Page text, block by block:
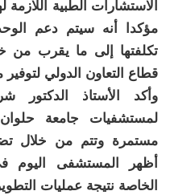
الاستشارات الطبية
مؤكدا أنه سيتم دعم
تكلفتها إلى ما يقرب من
قطاع التعاون الدولي لتوفير
وأكد الأستاذ الدكتور
لمستشفيات جامعة
مستمرة وتتم من خلال
أظهر المستشفى اليوم
الخاصة نتيجة عمليات